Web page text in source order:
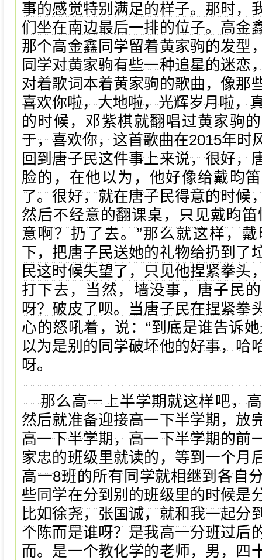
事的感觉特别满足的样子。那时，
们坐在南边最后一排的位子。高金
那个高金鑫同学留着黄家驹的发型
同学对黄家驹有些一种追星的迷恋
对着歌词本着黄家驹的歌曲，像那
喜欢你啦，大地啦，光辉岁月啦，
的时候，邓紫棋就翻唱过黄家驹
于，喜欢你，这首歌曲在2015年时
回到唐子民这件事上来说，很好，
脸的，在他以为，他好像给戴昀
了。很好，就在唐子民得意的时候
然后不经意的翻课桌，只见戴昀笛
意啊？扔了去。”那么就这样，
下，把唐子民送她的礼物给扔到了
民这时候失望了，只见他捏紧拳头
打下去，当然，墙没事，唐子民
呀？破皮了呗。当唐子民在捏紧拳
心的怒吼着，说：“到底是谁告诉
以为是别的同学破坏他的好事，哈
呀。
那么高一上半学期就这样吧，
然后就准备迎接高一下半学期，放
高一下半学期，高一下半学期的前
家忠的班级里就读的，等到一个月
高一8班的所有同学就相继到各自
些同学在分到别的班级里的时候是
比如徐尧，张国诚，就和我一起分
个陈而是谁呀？是我高一分班过后
而。是一个教化学的老师，男，四